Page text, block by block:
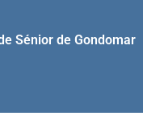
Sénior de Gondomar